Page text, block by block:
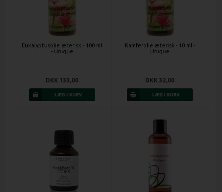
Eukalyptusolie æterisk - 100 ml
- Unique
DKK 133,00
Kamferolie æterisk - 10 ml -
Unique
DKK 32,00